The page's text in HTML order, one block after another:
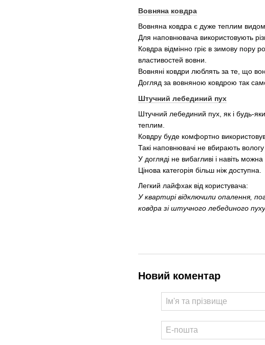
Вовняна ковдра
Вовняна ковдра є дуже теплим
Для наповнювача використовують
Ковдра відмінно гріє в зимову пору
властивостей вовни.
Вовняні ковдри люблять за те, що
Догляд за вовняною ковдрою так
Штучний лебединий пух
Штучний лебединий пух, як і будь-
теплим.
Ковдру буде комфортно
Такі наповнювачі не вбирають вологу
У догляді не вибагливі і навіть
Цінова категорія більш ніж доступна.
Легкий лайфхак від користувача:
У квартирі відключили опалення,
ковдра зі штучного лебединого
Новий коментар